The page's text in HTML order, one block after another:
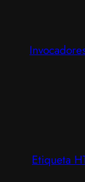
Etiqueta